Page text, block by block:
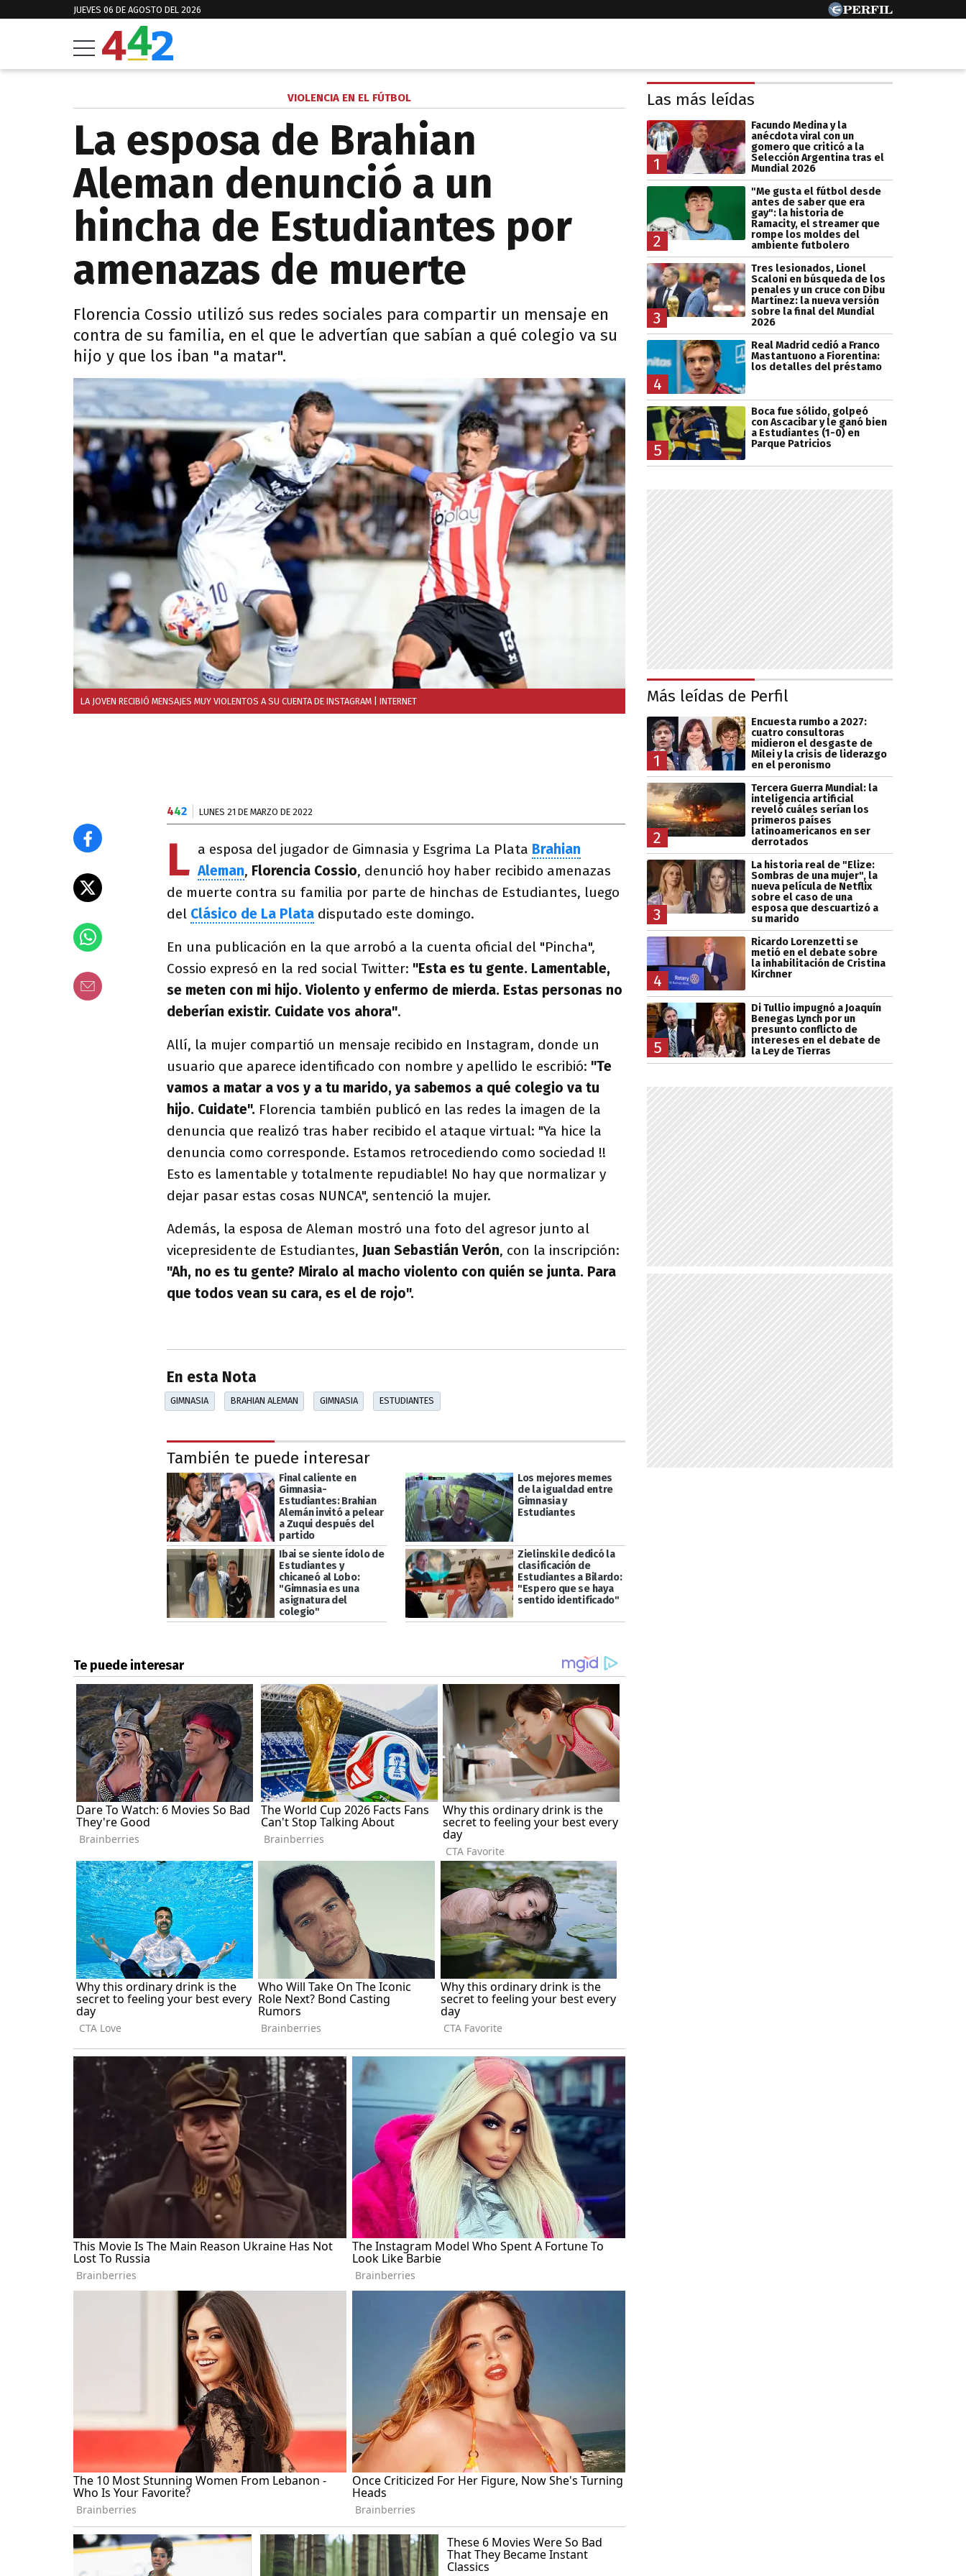
JUEVES 06 DE AGOSTO DEL 2026
VIOLENCIA EN EL FÚTBOL
La esposa de Brahian
Aleman denunció a un
hincha de Estudiantes por
amenazas de muerte
Florencia Cossio utilizó sus redes sociales para compartir un mensaje en
contra de su familia, en el que le advertían que sabían a qué colegio va su
hijo y que los iban "a matar".
LA JOVEN RECIBIÓ MENSAJES MUY VIOLENTOS A SU CUENTA DE INSTAGRAM | INTERNET
442 LUNES 21 DE MARZO DE 2022
L a esposa del jugador de Gimnasia y Esgrima La Plata Brahian
Aleman, Florencia Cossio, denunció hoy haber recibido amenazas
de muerte contra su familia por parte de hinchas de Estudiantes, luego
del Clásico de La Plata disputado este domingo.
En una publicación en la que arrobó a la cuenta oficial del "Pincha",
Cossio expresó en la red social Twitter: "Esta es tu gente. Lamentable,
se meten con mi hijo. Violento y enfermo de mierda. Estas personas no
deberían existir. Cuidate vos ahora".
Allí, la mujer compartió un mensaje recibido en Instagram, donde un
usuario que aparece identificado con nombre y apellido le escribió: "Te
vamos a matar a vos y a tu marido, ya sabemos a qué colegio va tu
hijo. Cuidate". Florencia también publicó en las redes la imagen de la
denuncia que realizó tras haber recibido el ataque virtual: "Ya hice la
denuncia como corresponde. Estamos retrocediendo como sociedad !!
Esto es lamentable y totalmente repudiable! No hay que normalizar y
dejar pasar estas cosas NUNCA", sentenció la mujer.
Además, la esposa de Aleman mostró una foto del agresor junto al
vicepresidente de Estudiantes, Juan Sebastián Verón, con la inscripción:
"Ah, no es tu gente? Miralo al macho violento con quién se junta. Para
que todos vean su cara, es el de rojo".
En esta Nota
GIMNASIA BRAHIAN ALEMAN GIMNASIA ESTUDIANTES
También te puede interesar
Final caliente en
Gimnasia-
Estudiantes: Brahian
Alemán invitó a pelear
a Zuqui después del
partido
Los mejores memes
de la igualdad entre
Gimnasia y
Estudiantes
Ibai se siente ídolo de
Estudiantes y
chicaneó al Lobo:
"Gimnasia es una
asignatura del
colegio"
Zielinski le dedicó la
clasificación de
Estudiantes a Bilardo:
"Espero que se haya
sentido identificado"
Las más leídas
1
Facundo Medina y la
anécdota viral con un
gomero que criticó a la
Selección Argentina tras el
Mundial 2026
2
"Me gusta el fútbol desde
antes de saber que era
gay": la historia de
Ramacity, el streamer que
rompe los moldes del
ambiente futbolero
3
Tres lesionados, Lionel
Scaloni en búsqueda de los
penales y un cruce con Dibu
Martínez: la nueva versión
sobre la final del Mundial
2026
4
Real Madrid cedió a Franco
Mastantuono a Fiorentina:
los detalles del préstamo
5
Boca fue sólido, golpeó
con Ascacibar y le ganó bien
a Estudiantes (1-0) en
Parque Patricios
Más leídas de Perfil
1
Encuesta rumbo a 2027:
cuatro consultoras
midieron el desgaste de
Milei y la crisis de liderazgo
en el peronismo
2
Tercera Guerra Mundial: la
inteligencia artificial
reveló cuáles serían los
primeros países
latinoamericanos en ser
derrotados
3
La historia real de "Elize:
Sombras de una mujer", la
nueva película de Netflix
sobre el caso de una
esposa que descuartizó a
su marido
4
Ricardo Lorenzetti se
metió en el debate sobre
la inhabilitación de Cristina
Kirchner
5
Di Tullio impugnó a Joaquín
Benegas Lynch por un
presunto conflicto de
intereses en el debate de
la Ley de Tierras